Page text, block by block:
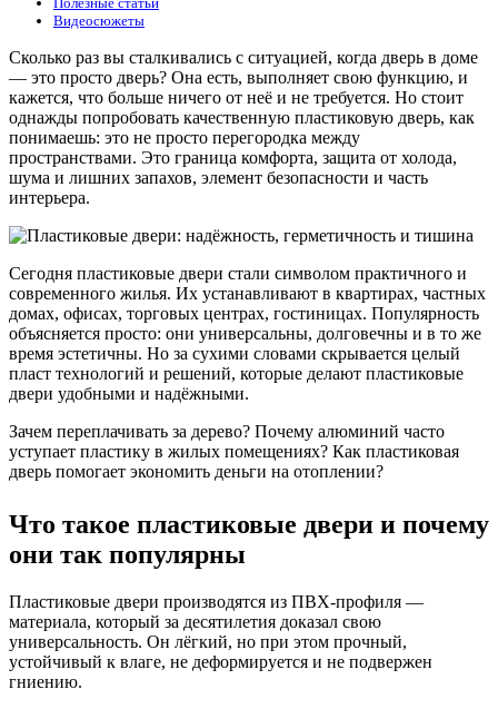
Видеосюжеты
Сколько раз вы сталкивались с ситуацией, когда дверь в доме
— это просто дверь? Она есть, выполняет свою функцию, и
кажется, что больше ничего от неё и не требуется. Но стоит
однажды попробовать качественную пластиковую дверь, как
понимаешь: это не просто перегородка между
пространствами. Это граница комфорта, защита от холода,
шума и лишних запахов, элемент безопасности и часть
интерьера.
Сегодня пластиковые двери стали символом практичного и
современного жилья. Их устанавливают в квартирах, частных
домах, офисах, торговых центрах, гостиницах. Популярность
объясняется просто: они универсальны, долговечны и в то же
время эстетичны. Но за сухими словами скрывается целый
пласт технологий и решений, которые делают пластиковые
двери удобными и надёжными.
Зачем переплачивать за дерево? Почему алюминий часто
уступает пластику в жилых помещениях? Как пластиковая
дверь помогает экономить деньги на отоплении?
Что такое пластиковые двери и почему
они так популярны
Пластиковые двери производятся из ПВХ-профиля —
материала, который за десятилетия доказал свою
универсальность. Он лёгкий, но при этом прочный,
устойчивый к влаге, не деформируется и не подвержен
гниению.